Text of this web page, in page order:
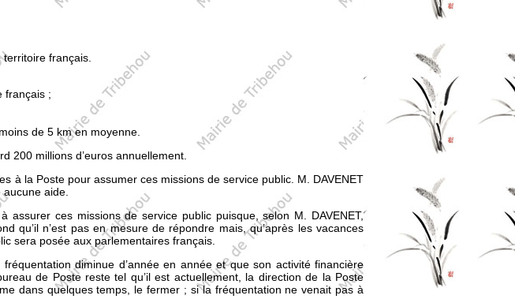
territoire français.
français ;
de 5 km en moyenne.
200 millions d’euros annuellement.
à la Poste pour assumer ces missions de service public. M. DAVENET
aucune aide.
ces missions de service public puisque, selon M. DAVENET,
qu’il n’est pas en mesure de répondre mais, qu’après les vacances
sera posée aux parlementaires français.
diminue d’année en année et que son activité financière
de Poste reste tel qu’il est actuellement, la direction de la Poste
dans quelques temps, le fermer ; si la fréquentation ne venait pas à